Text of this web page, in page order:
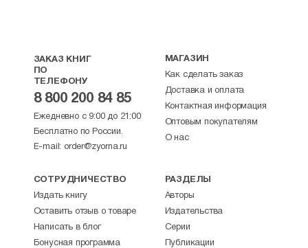
ЗАКАЗ КНИГ
ПО
ТЕЛЕФОНУ
8 800 200 84 85
Ежедневно с 9:00 до 21:00
Бесплатно по России.
E-mail: order@zyorna.ru
МАГАЗИН
Как сделать заказ
Доставка и оплата
Контактная информация
Оптовым покупателям
О нас
СОТРУДНИЧЕСТВО
Издать книгу
Оставить отзыв о товаре
Написать в блог
Бонусная программа
РАЗДЕЛЫ
Авторы
Издательства
Серии
Публикации